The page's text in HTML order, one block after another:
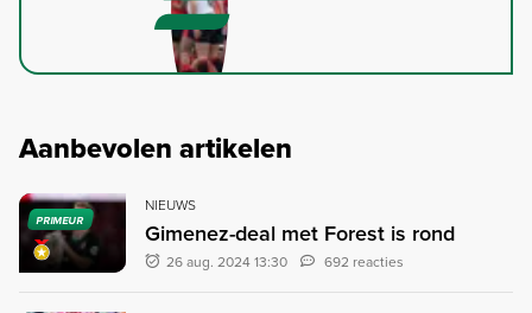
Aanbevolen artikelen
PRIMEUR
NIEUWS
Gimenez-deal met Forest is rond
26 aug. 2024 13:30 692 reacties